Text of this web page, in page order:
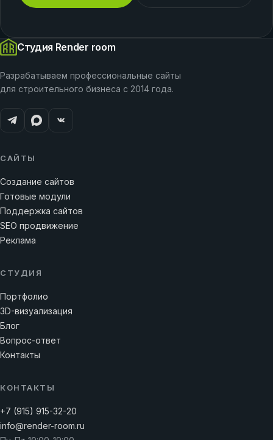
Студия Render room
Разрабатываем профессиональные сайты
для строительного бизнеса с 2014 года.
САЙТЫ
Создание сайтов
Готовые модули
Поддержка сайтов
SEO продвижение
Реклама
СТУДИЯ
Портфолио
3D-визуализация
Блог
Вопрос-ответ
Контакты
КОНТАКТЫ
+7 (915) 915-32-20
info@render-room.ru